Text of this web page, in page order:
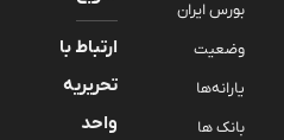
بورس ایران
وضعیت
یارانه‌ها
بانک ها
ارتباط با
تحریریه
واحد